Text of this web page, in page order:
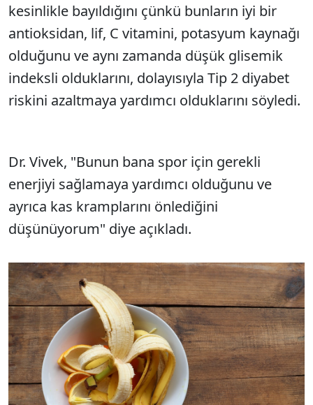
kesinlikle bayıldığını çünkü bunların iyi bir
antioksidan, lif, C vitamini, potasyum kaynağı
olduğunu ve aynı zamanda düşük glisemik
indeksli olduklarını, dolayısıyla Tip 2 diyabet
riskini azaltmaya yardımcı olduklarını söyledi.
Dr. Vivek, "Bunun bana spor için gerekli
enerjiyi sağlamaya yardımcı olduğunu ve
ayrıca kas kramplarını önlediğini
düşünüyorum" diye açıkladı.